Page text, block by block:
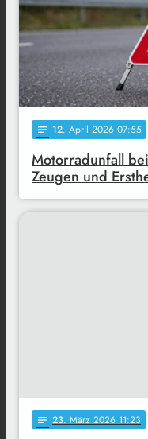
notes 12. April 2026 07:55
Motorradunfall
Zeugen und
notes 23. März 2026 11:23